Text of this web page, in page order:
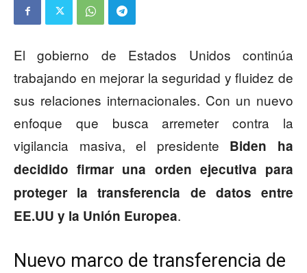
El gobierno de Estados Unidos continúa
trabajando en mejorar la seguridad y fluidez de
sus relaciones internacionales. Con un nuevo
enfoque que busca arremeter contra la
vigilancia masiva, el presidente Biden ha
decidido firmar una orden ejecutiva para
proteger la transferencia de datos entre
EE.UU y la Unión Europea.
Nuevo marco de transferencia de